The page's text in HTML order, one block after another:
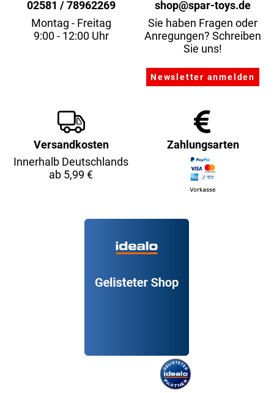
02581 / 78962269
Montag - Freitag
9:00 - 12:00 Uhr
shop@spar-toys.de
Sie haben Fragen oder
Anregungen? Schreiben
Sie uns!
Versandkosten
Innerhalb Deutschlands
ab 5,99 €
Zahlungsarten